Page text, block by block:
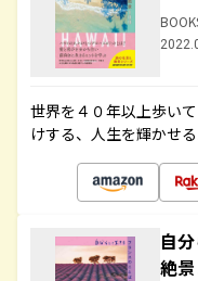
世界を４０年以上歩い
けする、人生を輝かせ
自
絶